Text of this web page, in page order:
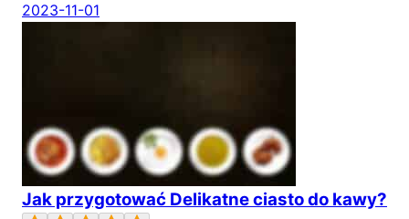
2023-11-01
Jak przygotować Delikatne ciasto do kawy?